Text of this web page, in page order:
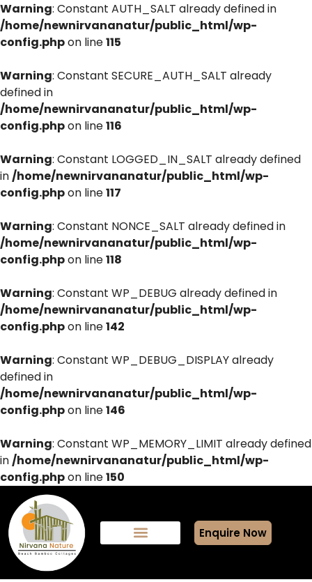
Warning: Constant AUTH_SALT already defined in
/home/newnirvananatur/public_html/wp-
config.phpon line115
Warning: Constant SECURE_AUTH_SALT already
defined in
/home/newnirvananatur/public_html/wp-
config.phpon line116
Warning: Constant LOGGED_IN_SALT already defined
in/home/newnirvananatur/public_html/wp-
config.phpon line117
Warning: Constant NONCE_SALT already defined in
/home/newnirvananatur/public_html/wp-
config.phpon line118
Warning: Constant WP_DEBUG already defined in
/home/newnirvananatur/public_html/wp-
config.phpon line142
Warning: Constant WP_DEBUG_DISPLAY already
defined in
/home/newnirvananatur/public_html/wp-
config.phpon line146
Warning: Constant WP_MEMORY_LIMIT already defined
in/home/newnirvananatur/public_html/wp-
config.phpon line150
Enquire Now